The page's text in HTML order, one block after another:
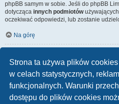
Strona ta używa plików
w celach statystycznych,
funkcjonalnych. Warunki
dostępu do plików cookies
phpBB samym w sobie. Jeśli do phpBB
dotycząca innych podmiotów
oczekiwać odpowiedzi, lub zostanie
Na górę
Wszyscy użytkownicy witryny mogą
przez administratora witryny – formularza
mogą także używać odnośnika „Zespół
Na górę